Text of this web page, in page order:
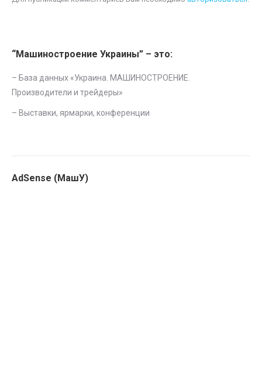
“Машиностроение Украины” – это:
– База данных «Украина. МАШИНОСТРОЕНИЕ.
Производители и трейдеры»
– Выставки, ярмарки, конференции
AdSense (МашУ)